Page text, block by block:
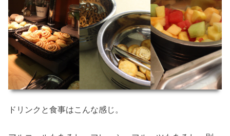
ドリンクと食事はこんな感じ。